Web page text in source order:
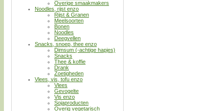
Overige smaakmakers
Noodles, rijst enzo
Rijst & Granen
Meelsoorten
Bonen
Noodles
Deegvellen
Snacks, snoep, thee enzo
Dimsum (-achtige hapjes)
Snacks
Thee & koffie
Drank
Zoetigheden
Vlees, vis, tofu enzo
Vlees
Gevogelte
Vis enzo
Sojaproducten
Overig vegetarisch